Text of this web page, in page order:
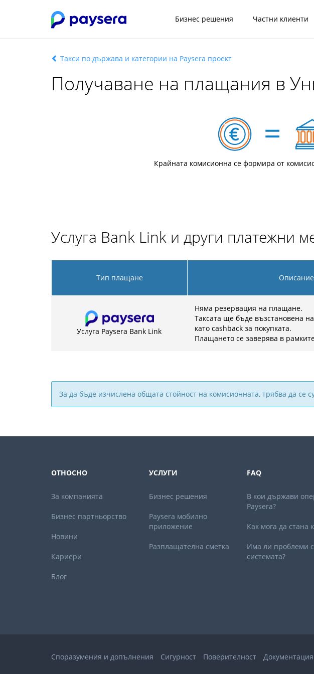
Бизнес решения Частни клиенти
Такси по държава и категории на Paysera проект
Получаване на плащания в
Крайната комисионна се формира от
Услуга Bank Link и други платежни
Тип плащане Описание
Услуга Paysera Bank Link
Няма резервация на плащане.
Таксата ще бъде възстановена
като cashback за покупката.
Плащането се заверява в
За да бъде изчислена общата стойност на комисионната, трябва да се
ОТНОСНО
За компанията
Бизнес партньорствo
Новини
Кариери
Блог
УСЛУГИ
Бизнес решения
Paysera мобилно
приложение
Разплащателна сметка
FAQ
В кои държави
Paysera?
Как мога да стана
Има ли проблеми
системата?
Споразумения и допълнения Сигурност Поверителност